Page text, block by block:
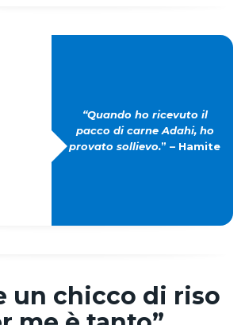
“Quando ho ricevuto il
pacco di carne Adahi, ho
provato sollievo.” – Hamite
un chicco di riso